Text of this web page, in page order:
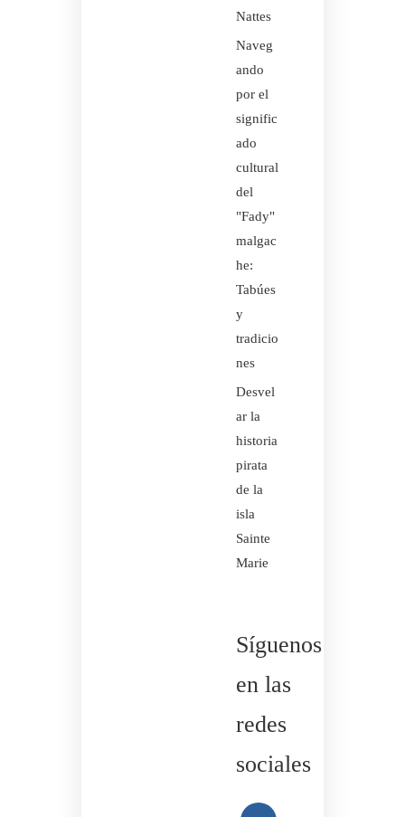
Nattes
Naveg
ando
por el
signific
ado
cultural
del
"Fady"
malgac
he:
Tabúes
y
tradicio
nes
Desvel
ar la
historia
pirata
de la
isla
Sainte
Marie
Síguenos
en las
redes
sociales